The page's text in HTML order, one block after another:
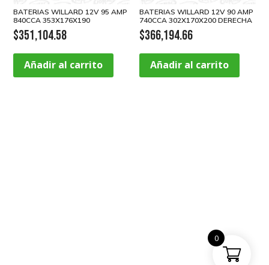
BATERIAS WILLARD 12V 95 AMP
840CCA 353X176X190
$351,104.58
Añadir al carrito
BATERIAS WILLARD 12V 90 AMP
740CCA 302X170X200 DERECHA
$366,194.66
Añadir al carrito
0